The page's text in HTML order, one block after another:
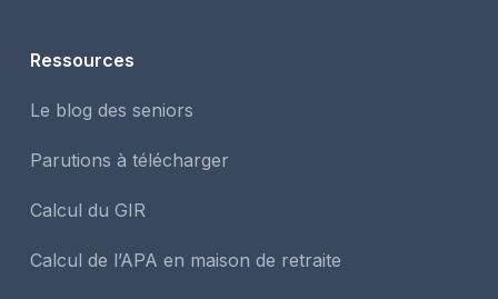
Ressources
Le blog des seniors
Parutions à télécharger
Calcul du GIR
Calcul de l’APA en maison de retraite